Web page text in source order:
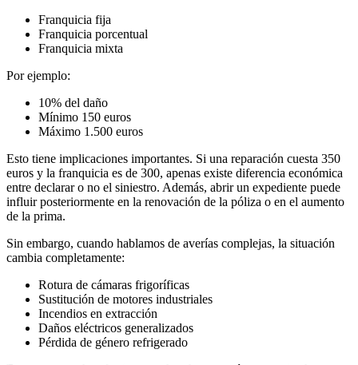
Franquicia fija
Franquicia porcentual
Franquicia mixta
Por ejemplo:
10% del daño
Mínimo 150 euros
Máximo 1.500 euros
Esto tiene implicaciones importantes. Si una reparación cuesta 350
euros y la franquicia es de 300, apenas existe diferencia económica
entre declarar o no el siniestro. Además, abrir un expediente puede
influir posteriormente en la renovación de la póliza o en el aumento
de la prima.
Sin embargo, cuando hablamos de averías complejas, la situación
cambia completamente:
Rotura de cámaras frigoríficas
Sustitución de motores industriales
Incendios en extracción
Daños eléctricos generalizados
Pérdida de género refrigerado